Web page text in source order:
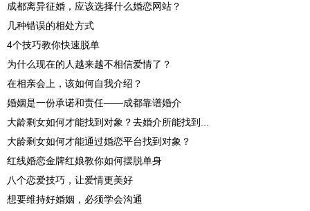
成都离异征婚，应该选择什么婚恋网站？
几种错误的相处方式
4个技巧教你快速脱单
为什么现在的人越来越不相信爱情了？
在相亲会上，该如何自我介绍？
婚姻是一份承诺和责任——成都靠谱婚介
大龄剩女如何才能找到对象？去婚介所能找到...
大龄剩女如何才能通过婚恋平台找到对象？
红线婚恋金牌红娘教你如何摆脱单身
八个恋爱技巧，让爱情更美好
想要维持好婚姻，必须学会沟通